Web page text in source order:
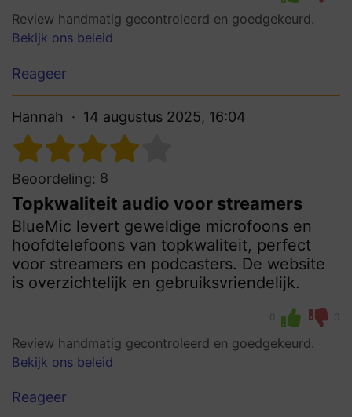
Review handmatig gecontroleerd en goedgekeurd.
Bekijk ons beleid
Reageer
Hannah 14 augustus 2025, 16:04
Beoordeling: 8
Topkwaliteit audio voor streamers
BlueMic levert geweldige microfoons en
hoofdtelefoons van topkwaliteit, perfect
voor streamers en podcasters. De website
is overzichtelijk en gebruiksvriendelijk.
0 0
Review handmatig gecontroleerd en goedgekeurd.
Bekijk ons beleid
Reageer